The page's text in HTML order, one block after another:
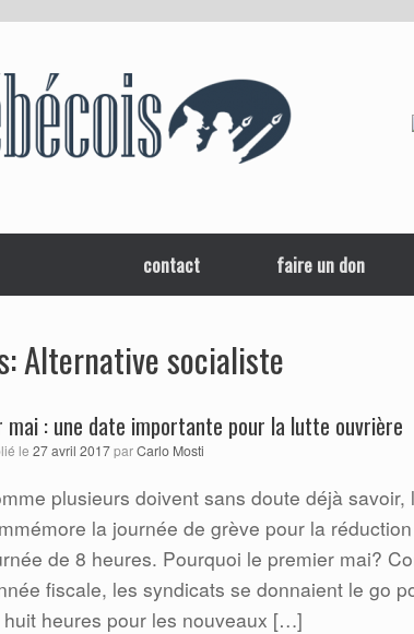
contact faire un don
Alternative socialiste
mai : une date importante pour la lutte ouvrière
le27 avril 2017parCarlo Mosti
plusieurs doivent sans doute déjà savoir,
la journée de grève pour la
de 8 heures. Pourquoi le premier mai?
fiscale, les syndicats se donnaient le go
huit heures pour les nouveaux […]